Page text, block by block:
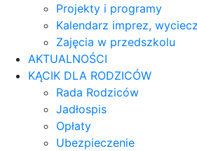
Projekty i programy
Kalendarz imprez,
Zajęcia w przedszkolu
AKTUALNOŚCI
KĄCIK DLA RODZICÓW
Rada Rodziców
Jadłospis
Opłaty
Ubezpieczenie